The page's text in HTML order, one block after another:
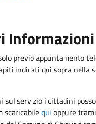
Informazioni
previo appuntamento
indicati qui sopra nella
sul servizio i cittadini
scaricabilequi oppure